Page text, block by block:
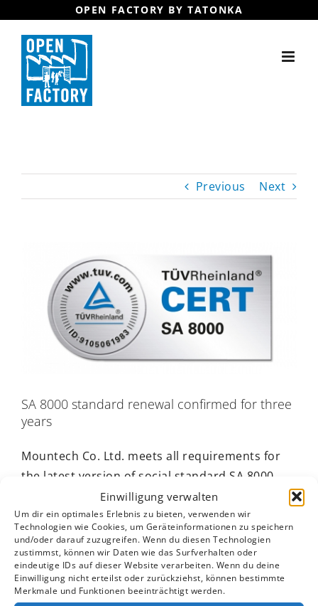
Einwilligung verwalten
Um dir ein optimales Erlebnis zu bieten, verwenden wir
Technologien wie Cookies, um Geräteinformationen zu speichern
und/oder darauf zuzugreifen. Wenn du diesen Technologien
zustimmst, können wir Daten wie das Surfverhalten oder
eindeutige IDs auf dieser Website verarbeiten. Wenn du deine
Einwilligung nicht erteilst oder zurückziehst, können bestimmte
Merkmale und Funktionen beeinträchtigt werden.
content
Previous Next
SA 8000 standard renewal confirmed for three
years
Mountech Co. Ltd. meets all requirements for
the latest version of social standard SA 8000.
ByOpen Factory | 21.07.2017 | Uncategorized | Comments
Offon
SA
8000
standard
renewal
confirmed
Related Posts